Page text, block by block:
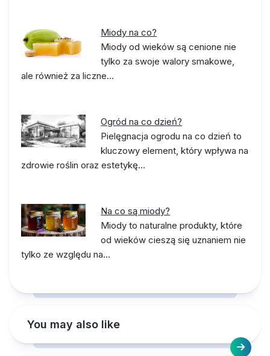
Miody na co?
Miody od wieków są cenione nie
tylko za swoje walory smakowe,
ale również za liczne…
Ogród na co dzień?
Pielęgnacja ogrodu na co dzień to
kluczowy element, który wpływa na
zdrowie roślin oraz estetykę…
Na co są miody?
Miody to naturalne produkty, które
od wieków cieszą się uznaniem nie
tylko ze względu na…
You may also like